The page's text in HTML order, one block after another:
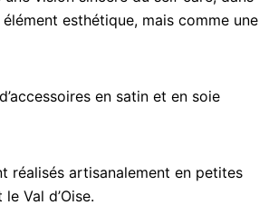
esthétique, mais comme une
en satin et en soie
réalisés artisanalement en petites
Val d’Oise.